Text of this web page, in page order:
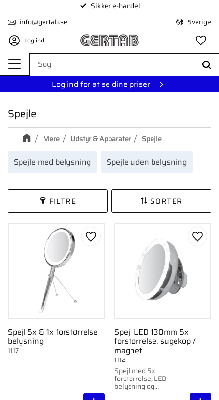
Menu
Sikker e-handel
info@gertab.se
Sverige
Log ind
Log ind for at se dine priser
Spejle
Mere Udstyr & Apparater Spejle
Spejle med belysning Spejle uden belysning
FILTRE SORTER
Spejl 5x & 1x forstørrelse
belysning
1117
Gem som favorit
Spejl LED 130mm 5x
forstørrelse. sugekop /
magnet
Spejl med 5x
forstørrelse, LED-
belysning og
magnetisk montering
1112
Gem